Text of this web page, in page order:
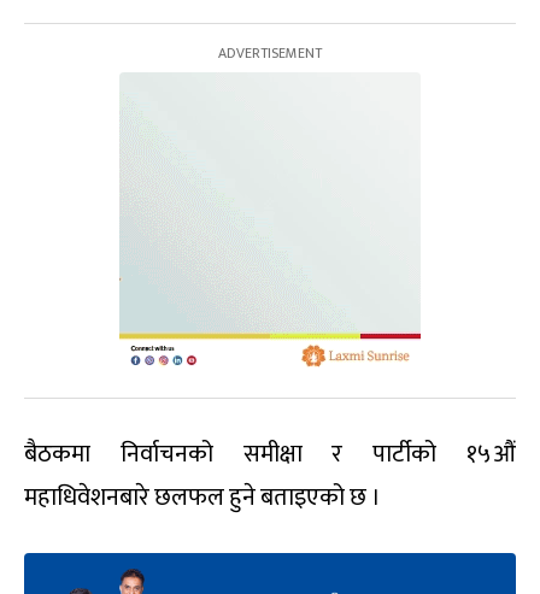
बैठकमा निर्वाचनको समीक्षा र पार्टीको १५औं
महाधिवेशनबारे छलफल हुने बताइएको छ ।